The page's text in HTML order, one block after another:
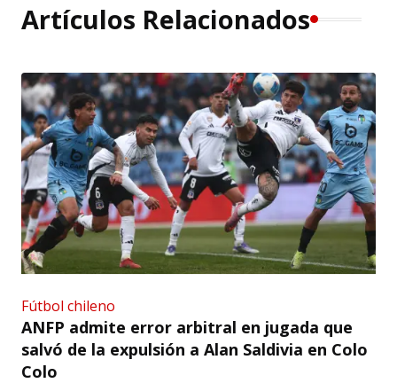
Artículos Relacionados
Fútbol chileno
ANFP admite error arbitral en jugada que
salvó de la expulsión a Alan Saldivia en Colo
Colo